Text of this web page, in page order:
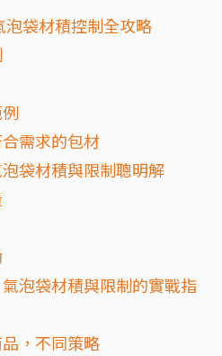
袋材積控制全攻略
需求的包材
袋材積與限制聰明解
泡袋材積與限制的實戰指
，不同策略